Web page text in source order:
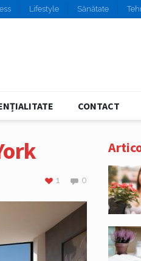
Lifestyle Sănătate
CONTACT
0
1